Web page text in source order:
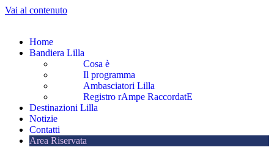
Vai al contenuto
Home
Bandiera Lilla
Cosa è
Il programma
Ambasciatori Lilla
Registro rAmpe RaccordatE
Destinazioni Lilla
Notizie
Contatti
Area Riservata